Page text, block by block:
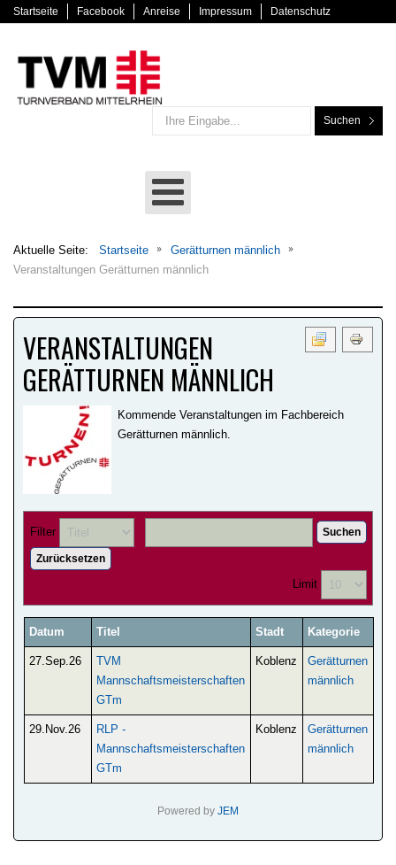
Startseite Facebook Anreise Impressum Datenschutz
Suchen
Aktuelle Seite: Startseite
Gerätturnen männlich
Veranstaltungen Gerätturnen männlich
VERANSTALTUNGEN
GERÄTTURNEN MÄNNLICH
Kommende Veranstaltungen im Fachbereich
Gerätturnen männlich.
Filter Suchen
Zurücksetzen
Limit
Datum Titel Stadt Kategorie
27.Sep.26
TVM
Mannschaftsmeisterschaften
GTm
Koblenz
Gerätturnen
männlich
29.Nov.26
RLP -
Mannschaftsmeisterschaften
GTm
Koblenz
Gerätturnen
männlich
Powered by JEM